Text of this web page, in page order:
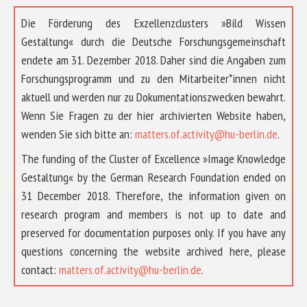
Die Förderung des Exzellenzclusters »Bild Wissen
Gestaltung« durch die Deutsche Forschungsgemeinschaft
endete am 31. Dezember 2018. Daher sind die Angaben zum
Forschungsprogramm und zu den Mitarbeiter*innen nicht
aktuell und werden nur zu Dokumentationszwecken bewahrt.
Wenn Sie Fragen zu der hier archivierten Website haben,
wenden Sie sich bitte an: matters.of.activity@hu-berlin.de.
The funding of the Cluster of Excellence »Image Knowledge
Gestaltung« by the German Research Foundation ended on
31 December 2018. Therefore, the information given on
research program and members is not up to date and
preserved for documentation purposes only. If you have any
questions concerning the website archived here, please
contact: matters.of.activity@hu-berlin.de.
ÜBER UNS